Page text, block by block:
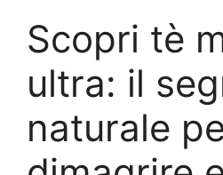
Scopri tè
ultra: il
naturale